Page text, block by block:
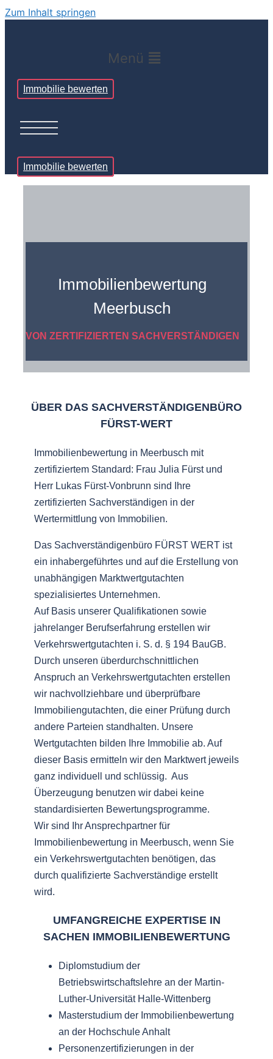
Zum Inhalt springen
Menü
Immobilie bewerten
Immobilie bewerten
Immobilienbewertung
Meerbusch
VON ZERTIFIZIERTEN SACHVERSTÄNDIGEN
ÜBER DAS SACHVERSTÄNDIGENBÜRO
FÜRST-WERT
Immobilienbewertung in Meerbusch mit
zertifiziertem Standard: Frau Julia Fürst und
Herr Lukas Fürst-Vonbrunn sind Ihre
zertifizierten Sachverständigen in der
Wertermittlung von Immobilien.
Das Sachverständigenbüro FÜRST WERT ist
ein inhabergeführtes und auf die Erstellung von
unabhängigen Marktwertgutachten
spezialisiertes Unternehmen.
Auf Basis unserer Qualifikationen sowie
jahrelanger Berufserfahrung erstellen wir
Verkehrswertgutachten i. S. d. § 194 BauGB.
Durch unseren überdurchschnittlichen
Anspruch an Verkehrswertgutachten erstellen
wir nachvollziehbare und überprüfbare
Immobiliengutachten, die einer Prüfung durch
andere Parteien standhalten. Unsere
Wertgutachten bilden Ihre Immobilie ab. Auf
dieser Basis ermitteln wir den Marktwert jeweils
ganz individuell und schlüssig. Aus
Überzeugung benutzen wir dabei keine
standardisierten Bewertungsprogramme.
Wir sind Ihr Ansprechpartner für
Immobilienbewertung in Meerbusch, wenn Sie
ein Verkehrswertgutachten benötigen, das
durch qualifizierte Sachverständige erstellt
wird.
UMFANGREICHE EXPERTISE IN
SACHEN IMMOBILIENBEWERTUNG
Diplomstudium der
Betriebswirtschaftslehre an der Martin-
Luther-Universität Halle-Wittenberg
Masterstudium der Immobilienbewertung
an der Hochschule Anhalt
Personenzertifizierungen in der